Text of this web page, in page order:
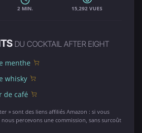
2 MIN. 15,292 VUES
DU COCKTAIL AFTER EIGHT
menthe
whisky
de café
» sont des liens affiliés Amazon : si vous
nous percevons une commission, sans surcoût